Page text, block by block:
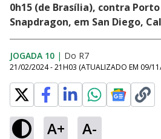
0h15 (de Brasília), contra
Snapdragon, em San Diego,
JOGADA 10 | Do R7
21/02/2024 - 21H03 (ATUALIZADO EM 09/
A+ A-